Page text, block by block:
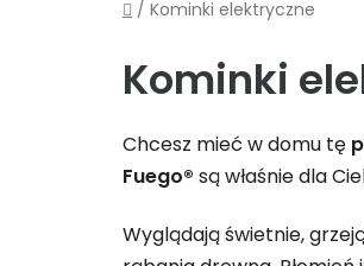
Home
/ Kominki elektryczne
Kominki
Chcesz mieć w domu tę
Fuego® są właśnie dla
Wyglądają świetnie,